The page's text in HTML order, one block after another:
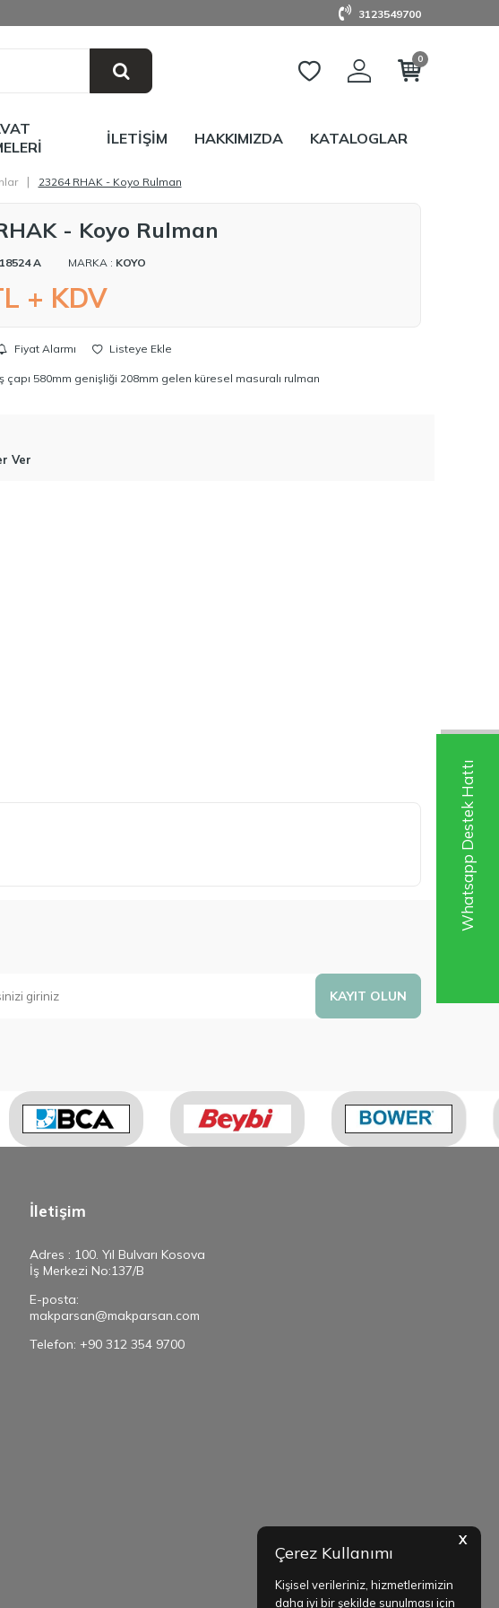
X
Çerez Kullanımı
Kişisel verileriniz, hizmetlerimizin
daha iyi bir şekilde sunulması için
Whatsapp Destek Hattı
3123549700
0
İLETIŞIM HAKKIMIZDA KATALOGLAR
| 23264 RHAK - Koyo Rulman
- Koyo Rulman
18524 A MARKA : KOYO
+ KDV
Fiyat Alarmı Listeye Ekle
çapı 580mm genişliği 208mm gelen küresel masuralı rulman
Ver
KAYIT OLUN
İletişim
Adres : 100. Yıl Bulvarı Kosova
İş Merkezi No:137/B
E-posta:
makparsan@makparsan.com
Telefon: +90 312 354 9700